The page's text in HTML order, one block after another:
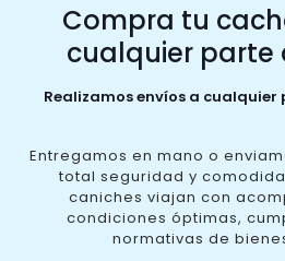
Compra tu
cualquier parte
Realizamos envíos a cualquier
Entregamos en mano o
total seguridad y
caniches viajan con
condiciones óptimas,
normativas de